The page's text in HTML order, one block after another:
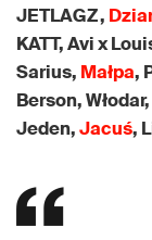
JETLAGZ,
KATT, Avi x
Sarius, Małpa,
Berson,
Jeden,Jacuś,